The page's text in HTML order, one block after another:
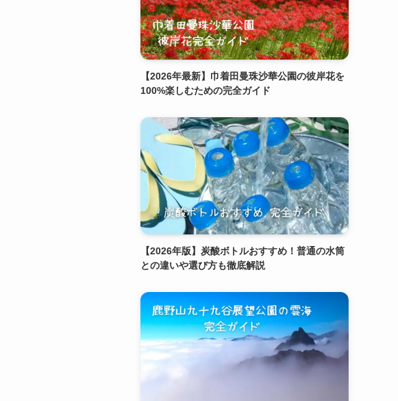
【2026年最新】巾着田曼珠沙華公園の彼岸花を
100%楽しむための完全ガイド
【2026年版】炭酸ボトルおすすめ！普通の水筒
との違いや選び方も徹底解説